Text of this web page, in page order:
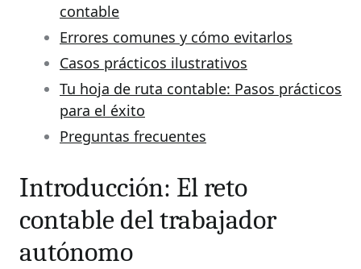
contable
Errores comunes y cómo evitarlos
Casos prácticos ilustrativos
Tu hoja de ruta contable: Pasos prácticos
para el éxito
Preguntas frecuentes
Introducción: El reto
contable del trabajador
autónomo